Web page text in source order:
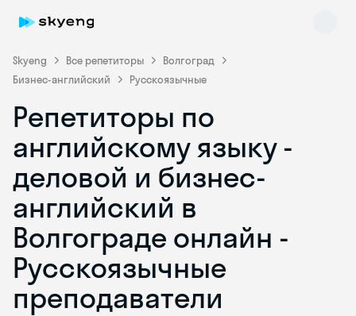
Skyeng Все репетиторы
Волгоград
Бизнес-английский
Русскоязычные
Репетиторы по
английскому языку -
деловой и бизнес-
английский в
Волгограде онлайн -
Русскоязычные
преподаватели
Skyeng Chat